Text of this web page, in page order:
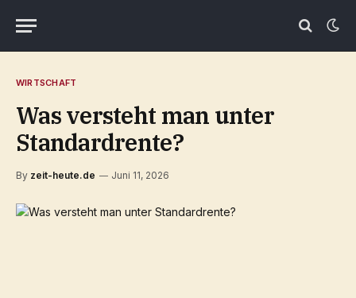
WIRTSCHAFT
Was versteht man unter
Standardrente?
By zeit-heute.de Juni 11, 2026